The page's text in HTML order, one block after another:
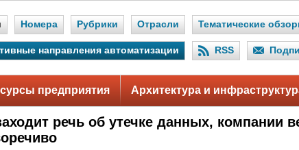
Номера Рубрики Отрасли Тематические
направления автоматизации RSS
предприятия Архитектура и
речь об утечке данных, компании